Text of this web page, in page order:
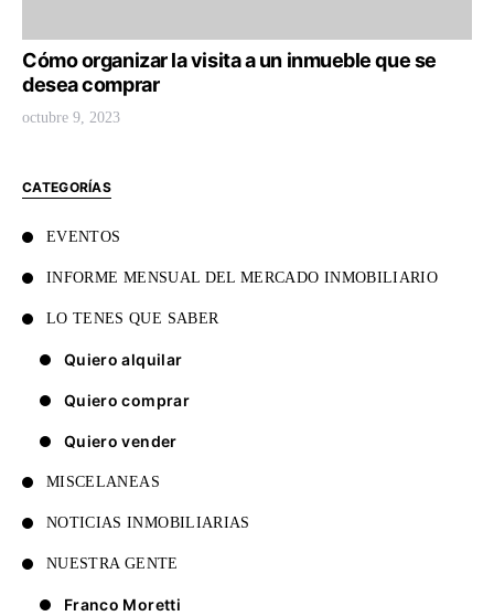
Cómo organizar la visita a un inmueble que se
desea comprar
octubre 9, 2023
CATEGORÍAS
EVENTOS
INFORME MENSUAL DEL MERCADO INMOBILIARIO
LO TENES QUE SABER
Quiero alquilar
Quiero comprar
Quiero vender
MISCELANEAS
NOTICIAS INMOBILIARIAS
NUESTRA GENTE
Franco Moretti